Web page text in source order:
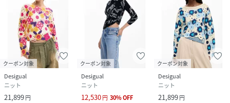
クーポン対象
Desigual
ニット
21,899円
クーポン対象
Desigual
ニット
12,530円 30%OFF
クーポン対象
Desigual
ニット
21,899円